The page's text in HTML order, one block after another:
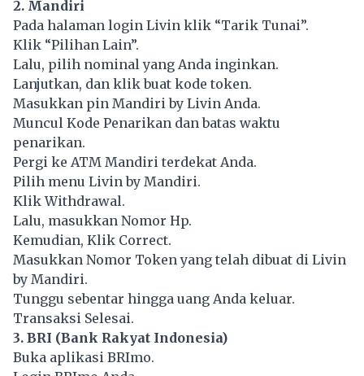
2. Mandiri
Pada halaman login Livin klik “Tarik Tunai”.
Klik “Pilihan Lain”.
Lalu, pilih nominal yang Anda inginkan.
Lanjutkan, dan klik buat kode token.
Masukkan pin Mandiri by Livin Anda.
Muncul Kode Penarikan dan batas waktu
penarikan.
Pergi ke ATM Mandiri terdekat Anda.
Pilih menu Livin by Mandiri.
Klik Withdrawal.
Lalu, masukkan Nomor Hp.
Kemudian, Klik Correct.
Masukkan Nomor Token yang telah dibuat di Livin
by Mandiri.
Tunggu sebentar hingga uang Anda keluar.
Transaksi Selesai.
3. BRI (Bank Rakyat Indonesia)
Buka aplikasi BRImo.